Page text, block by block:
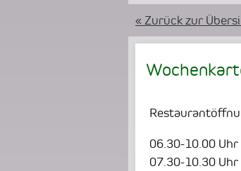
« Zurück zur
06.30-10.00
07.30-10.30